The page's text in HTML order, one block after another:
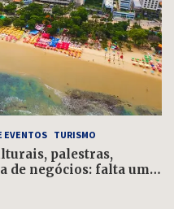
EVENTOS TURISMO
palestras,
de negócios: falta uma